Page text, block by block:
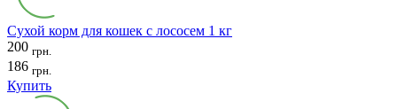
Сухой корм для кошек с лососем 1 кг
200 грн.
186 грн.
Купить